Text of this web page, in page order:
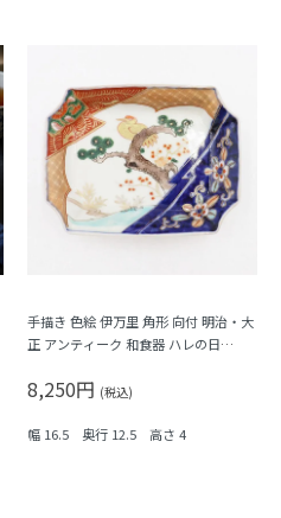
手描き 色絵 伊万里 角形 向付 明治・大
正 アンティーク 和食器 ハレの日
8,250円 (税込)
幅 16.5 奥行 12.5 高さ 4